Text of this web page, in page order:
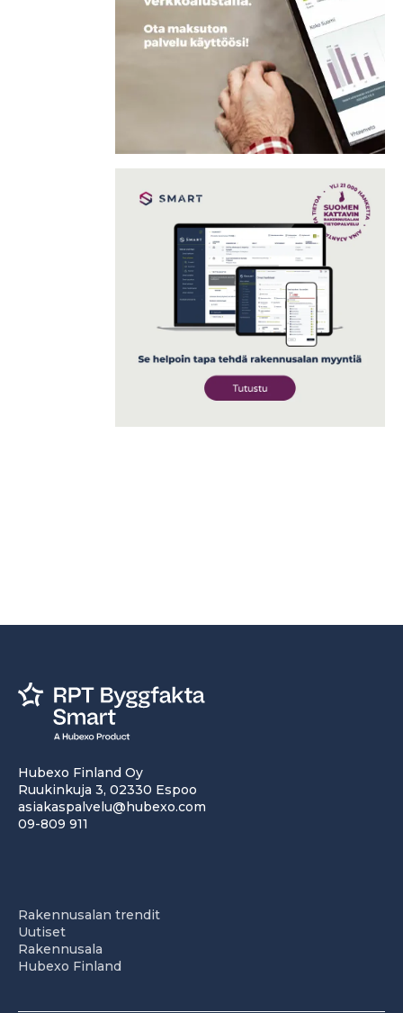
Hubexo Finland Oy
Ruukinkuja 3, 02330 Espoo
asiakaspalvelu@hubexo.com
09-809 911
Rakennusalan trendit
Uutiset
Rakennusala
Hubexo Finland